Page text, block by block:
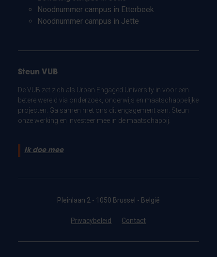
Noodnummer campus in Etterbeek
Noodnummer campus in Jette
Steun VUB
De VUB zet zich als Urban Engaged University in voor een
betere wereld via onderzoek, onderwijs en maatschappelijke
projecten. Ga samen met ons dit engagement aan. Steun
onze werking en investeer mee in de maatschappij.
Ik doe mee
Pleinlaan 2 - 1050 Brussel - België
Privacybeleid Contact